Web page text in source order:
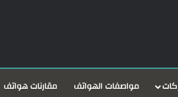
مواصفات الهواتف مقارنات هواتف